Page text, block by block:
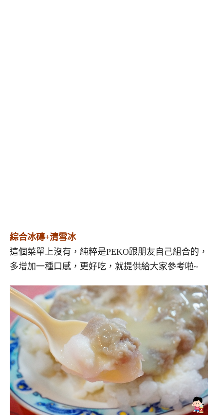
綜合冰磚+清雪冰
這個菜單上沒有，純粹是PEKO跟朋友自己組合的，
多增加一種口感，更好吃，就提供給大家參考啦~